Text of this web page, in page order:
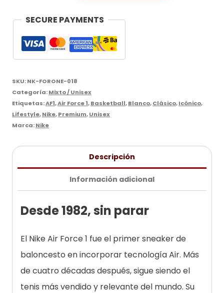
Force
cantidad
SECURE PAYMENTS
SKU:NK-FORONE-018
Categoría:Mixto / Unisex
Etiquetas:AF1,Air Force 1,Basketball,Blanco,Clásico,Icónico,
Lifestyle,Nike,Premium,Unisex
Marca:Nike
Descripción
Información adicional
Desde 1982, sin parar
El Nike Air Force 1 fue el primer sneaker de
baloncesto en incorporar tecnología Air. Más
de cuatro décadas después, sigue siendo el
tenis más vendido y relevante del mundo. Su